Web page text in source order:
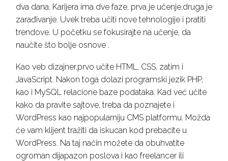
dva dana. Karijera ima dve faze, prva je učenje,druga je
zarađivanje. Uvek treba učiti nove tehnologije i pratiti
trendove. U početku se fokusirajte na učenje, da
naučite što bolje osnove .
Kao veb dizajner,prvo učite HTML, CSS, zatim i
JavaScript. Nakon toga dolazi programski jezik PHP,
kao i MySQL relacione baze podataka. Kad već učite
kako da pravite sajtove, treba da poznajete i
WordPress kao najpopularniju CMS platformu. Možda
će vam klijent tražiti da iskucan kod prebacite u
WordPress. Na taj način možete da obuhvatite
ogroman dijapazon poslova i kao freelancer ili